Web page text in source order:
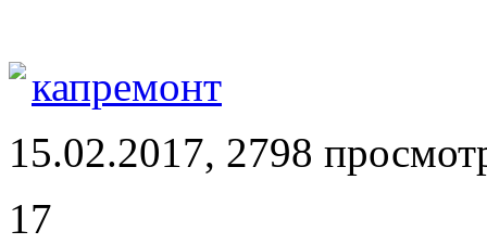
капремонт
15.02.2017, 2798
17